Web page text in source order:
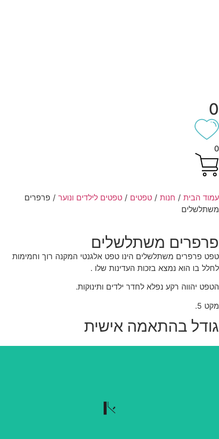
הבית/חנות/טפטים/טפטים לילדים ונוער/ פרפרים
משתלשלים
פרפרים משתלשלים הינו טפט אלגנטי המקנה רוך וחמימות
בו הוא נמצא בזכות העדינות שלו .
יהווה רקע נפלא לחדר ילדים ותינוקות.
5.
בהתאמה אישית
נשלף בקלות